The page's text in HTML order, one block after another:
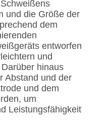
und die Größe der
dem
entworfen
und
hinaus
Abstand und der
und dem
um
Leistungsfähigkeit